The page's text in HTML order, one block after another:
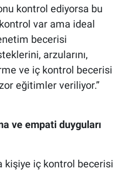
kontrol ediyorsa bu
kontrol var ama ideal
becerisi
arzularını,
ve iç kontrol becerisi
eğitimler veriliyor.”
ve empati duyguları
kişiye iç kontrol becerisi